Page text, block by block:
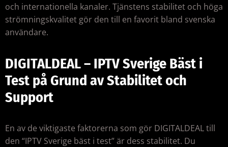
och internationella kanaler. Tjänstens stabilitet och höga
strömningskvalitet gör den till en favorit bland svenska
användare.
DIGITALDEAL – IPTV Sverige Bäst i
Test på Grund av Stabilitet och
Support
En av de viktigaste faktorerna som gör DIGITALDEAL till
den “IPTV Sverige bäst i test” är dess stabilitet. Du